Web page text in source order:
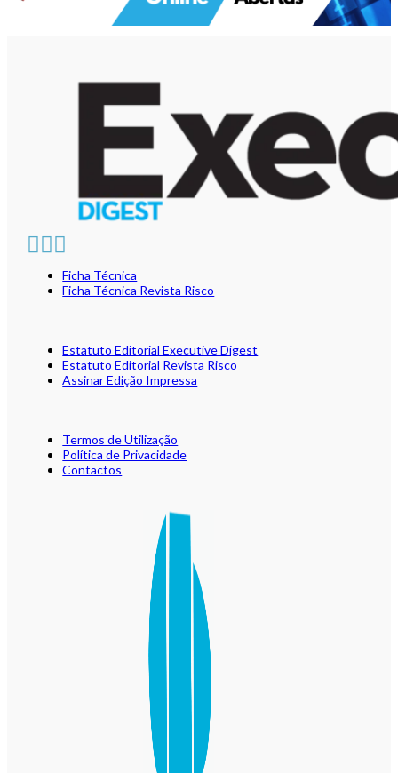
Ficha Técnica
Ficha Técnica Revista Risco
Estatuto Editorial Executive Digest
Estatuto Editorial Revista Risco
Assinar Edição Impressa
Termos de Utilização
Política de Privacidade
Contactos